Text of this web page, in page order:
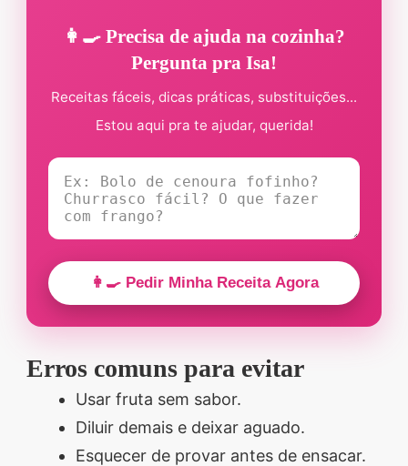
👩‍🍳 Precisa de ajuda na cozinha?
Pergunta pra Isa!
Receitas fáceis, dicas práticas, substituições...
Estou aqui pra te ajudar, querida!
👩‍🍳 Pedir Minha Receita Agora
Erros comuns para evitar
Usar fruta sem sabor.
Diluir demais e deixar aguado.
Esquecer de provar antes de ensacar.